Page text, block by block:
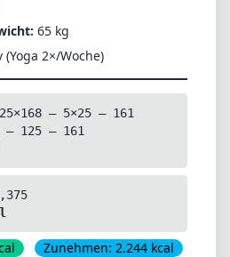
65 kg
(Yoga 2×/Woche)
– 5×25 – 161
– 125 – 161
Zunehmen: 2.244 kcal